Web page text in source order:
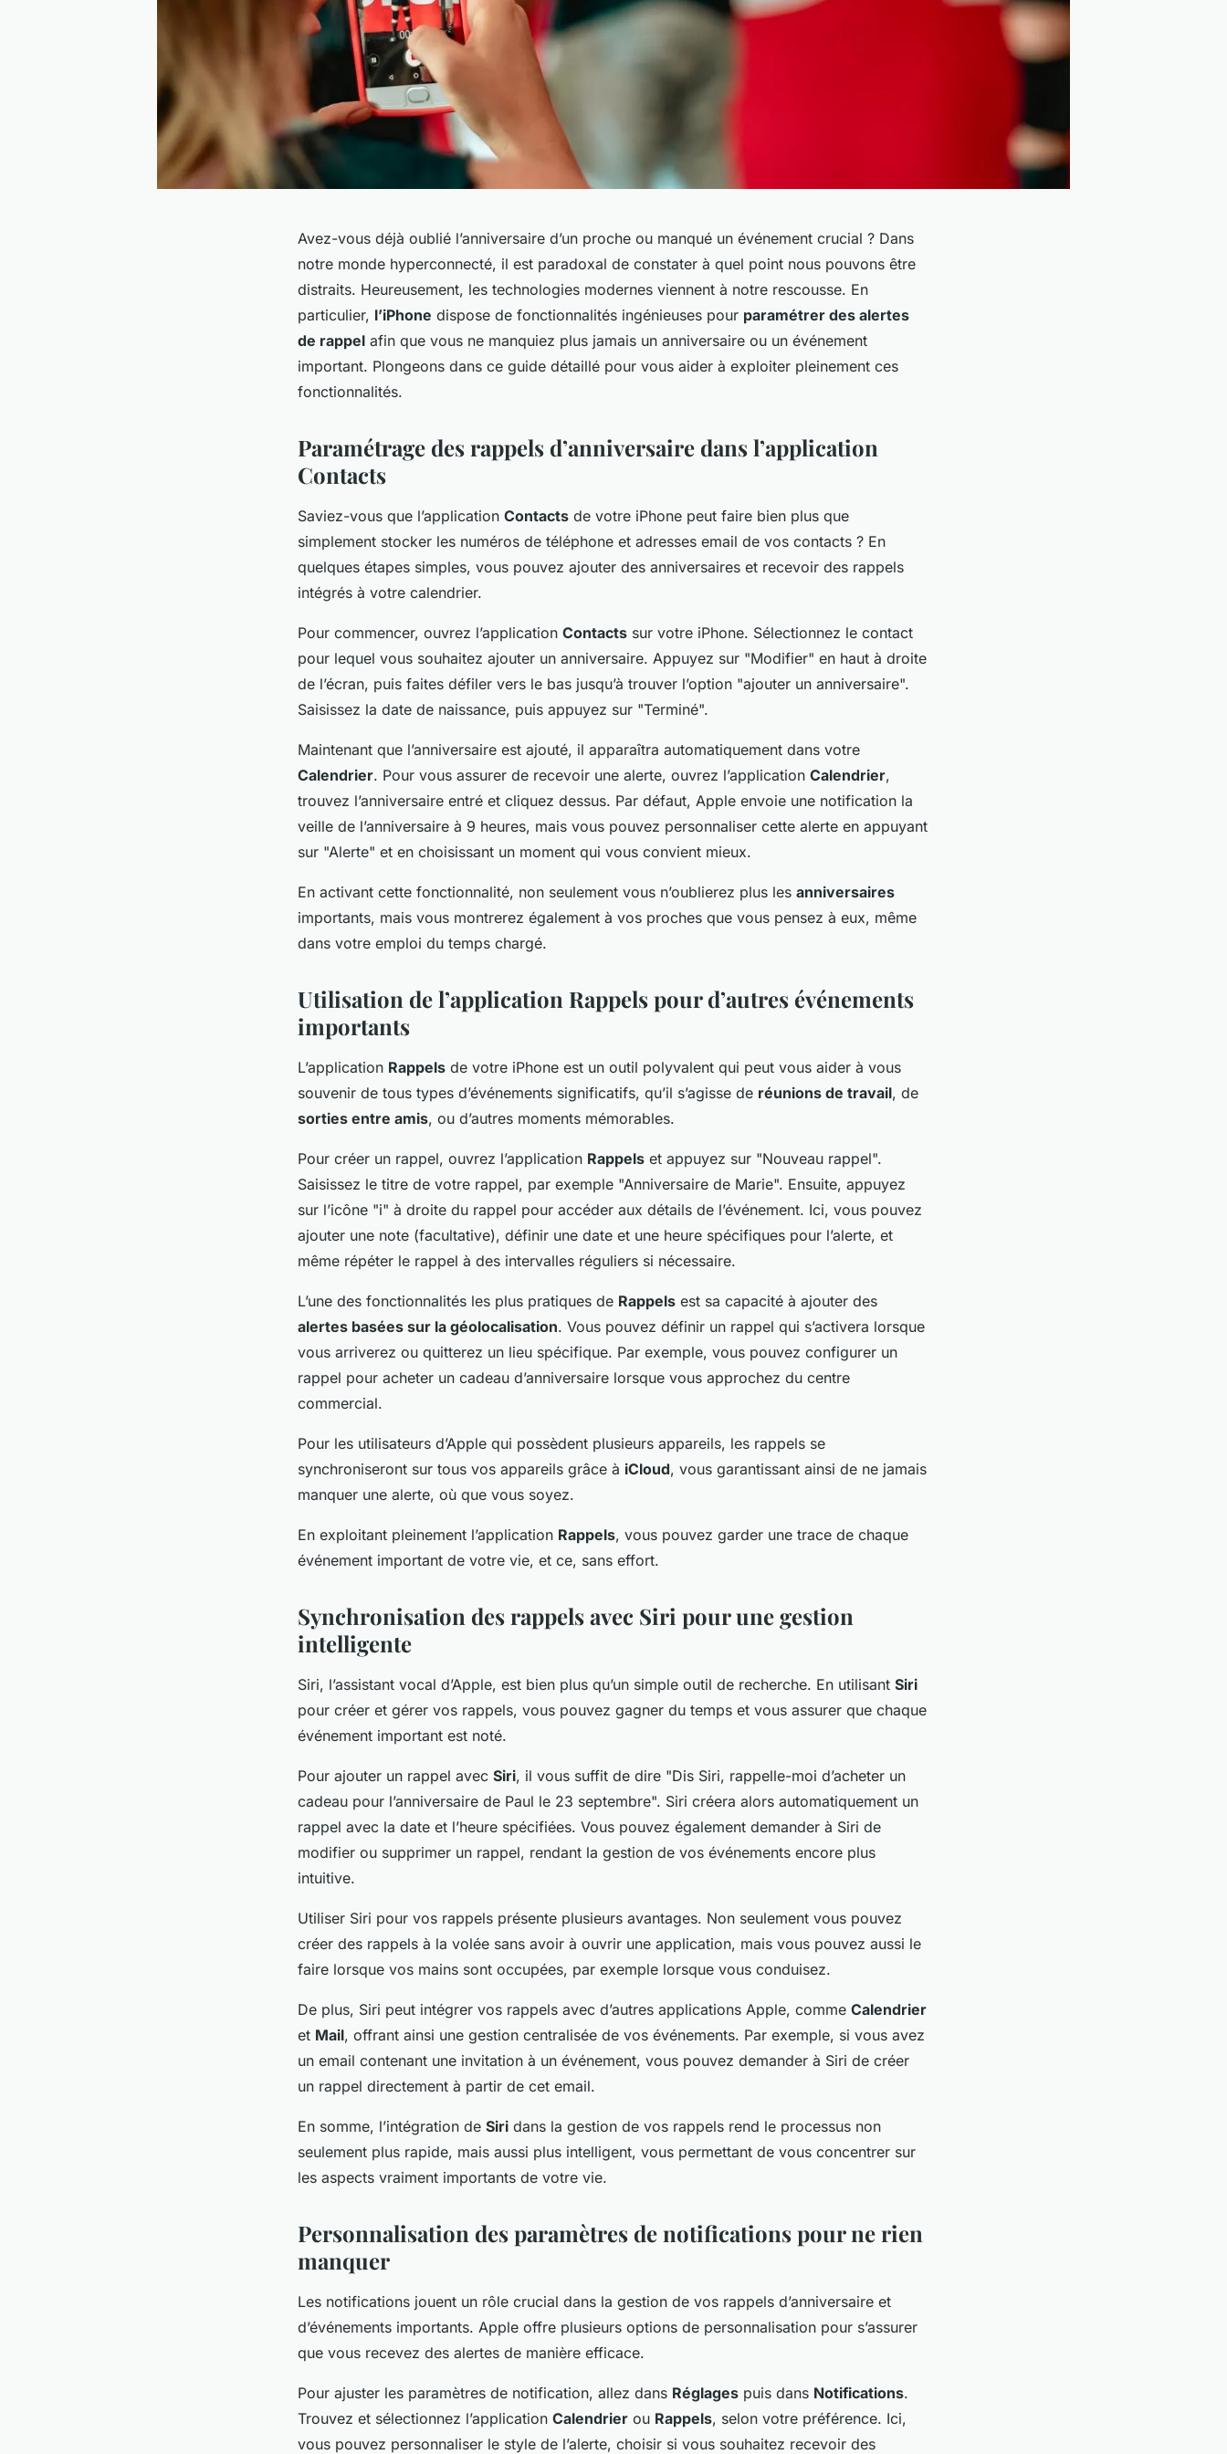
Avez-vous déjà oublié l’anniversaire d’un proche ou manqué un événement crucial ? Dans
notre monde hyperconnecté, il est paradoxal de constater à quel point nous pouvons être
distraits. Heureusement, les technologies modernes viennent à notre rescousse. En
particulier, l’iPhone dispose de fonctionnalités ingénieuses pour paramétrer des alertes
de rappel afin que vous ne manquiez plus jamais un anniversaire ou un événement
important. Plongeons dans ce guide détaillé pour vous aider à exploiter pleinement ces
fonctionnalités.
Paramétrage des rappels d’anniversaire dans l’application
Contacts
Saviez-vous que l’application Contacts de votre iPhone peut faire bien plus que
simplement stocker les numéros de téléphone et adresses email de vos contacts ? En
quelques étapes simples, vous pouvez ajouter des anniversaires et recevoir des rappels
intégrés à votre calendrier.
Pour commencer, ouvrez l’application Contacts sur votre iPhone. Sélectionnez le contact
pour lequel vous souhaitez ajouter un anniversaire. Appuyez sur "Modifier" en haut à droite
de l’écran, puis faites défiler vers le bas jusqu’à trouver l’option "ajouter un anniversaire".
Saisissez la date de naissance, puis appuyez sur "Terminé".
Maintenant que l’anniversaire est ajouté, il apparaîtra automatiquement dans votre
Calendrier. Pour vous assurer de recevoir une alerte, ouvrez l’application Calendrier,
trouvez l’anniversaire entré et cliquez dessus. Par défaut, Apple envoie une notification la
veille de l’anniversaire à 9 heures, mais vous pouvez personnaliser cette alerte en appuyant
sur "Alerte" et en choisissant un moment qui vous convient mieux.
En activant cette fonctionnalité, non seulement vous n’oublierez plus les anniversaires
importants, mais vous montrerez également à vos proches que vous pensez à eux, même
dans votre emploi du temps chargé.
Utilisation de l’application Rappels pour d’autres événements
importants
L’application Rappels de votre iPhone est un outil polyvalent qui peut vous aider à vous
souvenir de tous types d’événements significatifs, qu’il s’agisse de réunions de travail, de
sorties entre amis, ou d’autres moments mémorables.
Pour créer un rappel, ouvrez l’application Rappels et appuyez sur "Nouveau rappel".
Saisissez le titre de votre rappel, par exemple "Anniversaire de Marie". Ensuite, appuyez
sur l’icône "i" à droite du rappel pour accéder aux détails de l’événement. Ici, vous pouvez
ajouter une note (facultative), définir une date et une heure spécifiques pour l’alerte, et
même répéter le rappel à des intervalles réguliers si nécessaire.
L’une des fonctionnalités les plus pratiques de Rappels est sa capacité à ajouter des
alertes basées sur la géolocalisation. Vous pouvez définir un rappel qui s’activera lorsque
vous arriverez ou quitterez un lieu spécifique. Par exemple, vous pouvez configurer un
rappel pour acheter un cadeau d’anniversaire lorsque vous approchez du centre
commercial.
Pour les utilisateurs d’Apple qui possèdent plusieurs appareils, les rappels se
synchroniseront sur tous vos appareils grâce à iCloud, vous garantissant ainsi de ne jamais
manquer une alerte, où que vous soyez.
En exploitant pleinement l’application Rappels, vous pouvez garder une trace de chaque
événement important de votre vie, et ce, sans effort.
Synchronisation des rappels avec Siri pour une gestion
intelligente
Siri, l’assistant vocal d’Apple, est bien plus qu’un simple outil de recherche. En utilisant Siri
pour créer et gérer vos rappels, vous pouvez gagner du temps et vous assurer que chaque
événement important est noté.
Pour ajouter un rappel avec Siri, il vous suffit de dire "Dis Siri, rappelle-moi d’acheter un
cadeau pour l’anniversaire de Paul le 23 septembre". Siri créera alors automatiquement un
rappel avec la date et l’heure spécifiées. Vous pouvez également demander à Siri de
modifier ou supprimer un rappel, rendant la gestion de vos événements encore plus
intuitive.
Utiliser Siri pour vos rappels présente plusieurs avantages. Non seulement vous pouvez
créer des rappels à la volée sans avoir à ouvrir une application, mais vous pouvez aussi le
faire lorsque vos mains sont occupées, par exemple lorsque vous conduisez.
De plus, Siri peut intégrer vos rappels avec d’autres applications Apple, comme Calendrier
et Mail, offrant ainsi une gestion centralisée de vos événements. Par exemple, si vous avez
un email contenant une invitation à un événement, vous pouvez demander à Siri de créer
un rappel directement à partir de cet email.
En somme, l’intégration de Siri dans la gestion de vos rappels rend le processus non
seulement plus rapide, mais aussi plus intelligent, vous permettant de vous concentrer sur
les aspects vraiment importants de votre vie.
Personnalisation des paramètres de notifications pour ne rien
manquer
Les notifications jouent un rôle crucial dans la gestion de vos rappels d’anniversaire et
d’événements importants. Apple offre plusieurs options de personnalisation pour s’assurer
que vous recevez des alertes de manière efficace.
Pour ajuster les paramètres de notification, allez dans Réglages puis dans Notifications.
Trouvez et sélectionnez l’application Calendrier ou Rappels, selon votre préférence. Ici,
vous pouvez personnaliser le style de l’alerte, choisir si vous souhaitez recevoir des